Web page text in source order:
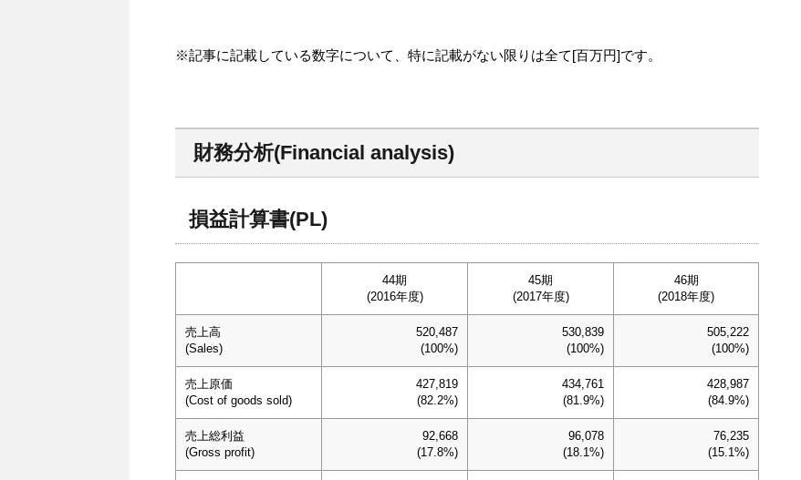
※記事に記載している数字について、特に記載がない限りは全て[百万円]です。
財務分析(Financial analysis)
損益計算書(PL)
44期
(2016年度)
45期
(2017年度)
46期
(2018年度)
売上高
(Sales)
520,487
(100%)
530,839
(100%)
505,222
(100%)
売上原価
(Cost of goods sold)
427,819
(82.2%)
434,761
(81.9%)
428,987
(84.9%)
売上総利益
(Gross profit)
92,668
(17.8%)
96,078
(18.1%)
76,235
(15.1%)